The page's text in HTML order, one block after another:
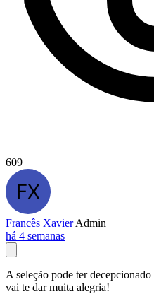
609
Francês XavierAdmin
há 4 semanas
A seleção pode ter
vai te dar muita alegria!